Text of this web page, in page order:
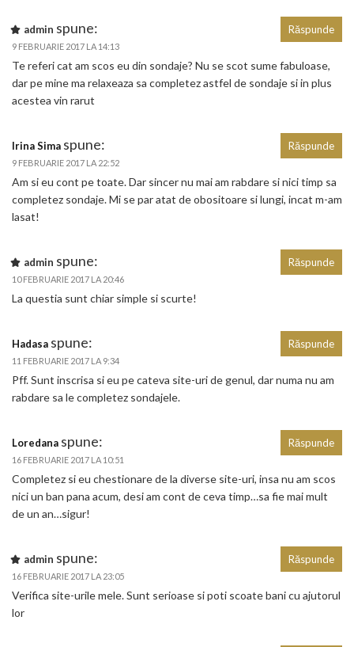
admin spune:
9 FEBRUARIE 2017 LA 14:13
Te referi cat am scos eu din sondaje? Nu se scot sume fabuloase,
dar pe mine ma relaxeaza sa completez astfel de sondaje si in plus
acestea vin rarut
Răspunde
Irina Sima spune:
9 FEBRUARIE 2017 LA 22:52
Am si eu cont pe toate. Dar sincer nu mai am rabdare si nici timp sa
completez sondaje. Mi se par atat de obositoare si lungi, incat m-am
lasat!
Răspunde
admin spune:
10 FEBRUARIE 2017 LA 20:46
La questia sunt chiar simple si scurte!
Răspunde
Hadasa spune:
11 FEBRUARIE 2017 LA 9:34
Pff. Sunt inscrisa si eu pe cateva site-uri de genul, dar numa nu am
rabdare sa le completez sondajele.
Răspunde
Loredana spune:
16 FEBRUARIE 2017 LA 10:51
Completez si eu chestionare de la diverse site-uri, insa nu am scos
nici un ban pana acum, desi am cont de ceva timp…sa fie mai mult
de un an…sigur!
Răspunde
admin spune:
16 FEBRUARIE 2017 LA 23:05
Verifica site-urile mele. Sunt serioase si poti scoate bani cu ajutorul
lor
Răspunde